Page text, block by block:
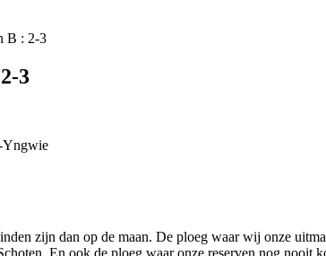
B : 2-3
3
Yngwie
zijn dan op de maan. De ploeg waar wij onze
En ook de ploeg waar onze reserven nog nooit